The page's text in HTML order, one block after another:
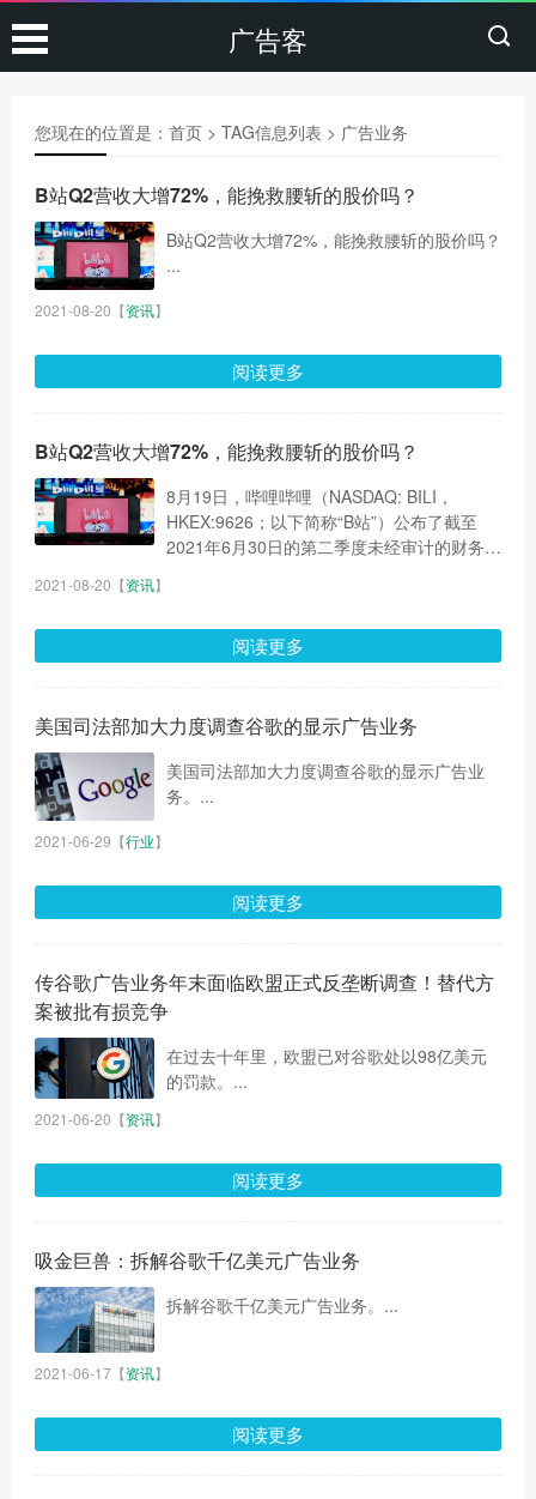
广告客
您现在的位置是： 首页> TAG信息列表 > 广告业务
B站Q2营收大增72%，能挽救腰斩的股价吗？
B站Q2营收大增72%，能挽救腰斩的股价吗？
...
2021-08-20 【资讯】
阅读更多
B站Q2营收大增72%，能挽救腰斩的股价吗？
8月19日，哔哩哔哩（NASDAQ: BILI，
HKEX:9626；以下简称“B站”）公布了截至
2021年6月30日的第二季度未经审计的财务报
2021-08-20 【资讯】
阅读更多
美国司法部加大力度调查谷歌的显示广告业务
美国司法部加大力度调查谷歌的显示广告业
务。...
2021-06-29 【行业】
阅读更多
传谷歌广告业务年末面临欧盟正式反垄断调查！替代方
案被批有损竞争
在过去十年里，欧盟已对谷歌处以98亿美元
的罚款。...
2021-06-20 【资讯】
阅读更多
吸金巨兽：拆解谷歌千亿美元广告业务
拆解谷歌千亿美元广告业务。...
2021-06-17【资讯】
阅读更多